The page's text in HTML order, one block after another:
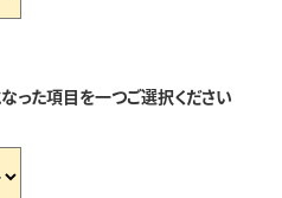
った項目を一つご選択ください